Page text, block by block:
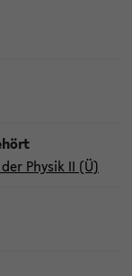
Physik II (Ü)